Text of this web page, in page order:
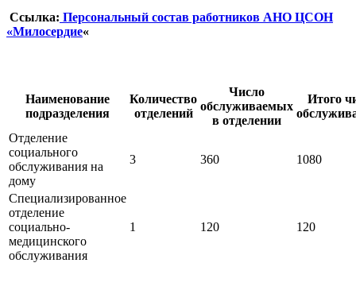
Ссылка: Персональный состав работников АНО ЦСОН
«Милосердие«
Наименование
подразделения
Количество
отделений
Число
обслуживаемых
в отделении
Итого
Отделение
социального
обслуживания на
дому
3 360 1080
Специализированное
отделение
социально-
медицинского
обслуживания
1 120 120